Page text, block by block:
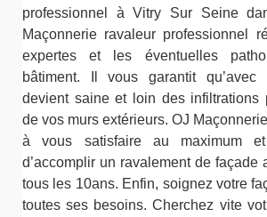
professionnel à Vitry Sur Seine
Maçonnerie ravaleur professionnel
expertes et les éventuelles
bâtiment. Il vous garantit
devient saine et loin des infiltrations
de vos murs extérieurs. OJ
à vous satisfaire au maximum
d’accomplir un ravalement de façade
tous les 10ans. Enfin, soignez votre
toutes ses besoins. Cherchez vite